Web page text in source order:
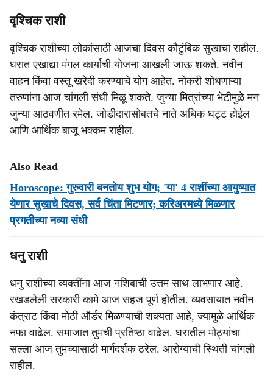
वृश्चिक राशी
वृश्चिक राशीच्या लोकांसाठी आजचा दिवस कौटुंबिक सुखाचा राहील.
घरात एखाद्या मंगल कार्याची योजना आखली जाऊ शकते. नवीन
वाहन किंवा वस्तू खरेदी करण्याचे योग आहेत. नोकरी शोधणाऱ्या
तरुणांना आज चांगली संधी मिळू शकते. जुन्या मित्रांच्या भेटीमुळे मन
जुन्या आठवणीत रमेल. जोडीदारासोबतचे नाते अधिक घट्ट होईल
आणि आर्थिक बाजू भक्कम राहील.
Also Read
Horoscope: गुरुवारी बनतोय शुभ योग; 'या' 4 राशींच्या आयुष्यात
येणार सुखाचे दिवस, सर्व चिंता मिटणार; करिअरमध्ये मिळणार
प्रगतीच्या नव्या संधी
धनु राशी
धनु राशीच्या व्यक्तींना आज नशिबाची उत्तम साथ लाभणार आहे.
रखडलेली सरकारी कामे आज सहज पूर्ण होतील. व्यवसायात नवीन
कंत्राट किंवा मोठी ऑर्डर मिळण्याची शक्यता आहे, ज्यामुळे आर्थिक
नफा वाढेल. समाजात तुमची प्रतिष्ठा वाढेल. घरातील मोठ्यांचा
सल्ला आज तुमच्यासाठी मार्गदर्शक ठरेल. आरोग्याची स्थिती चांगली
राहील.